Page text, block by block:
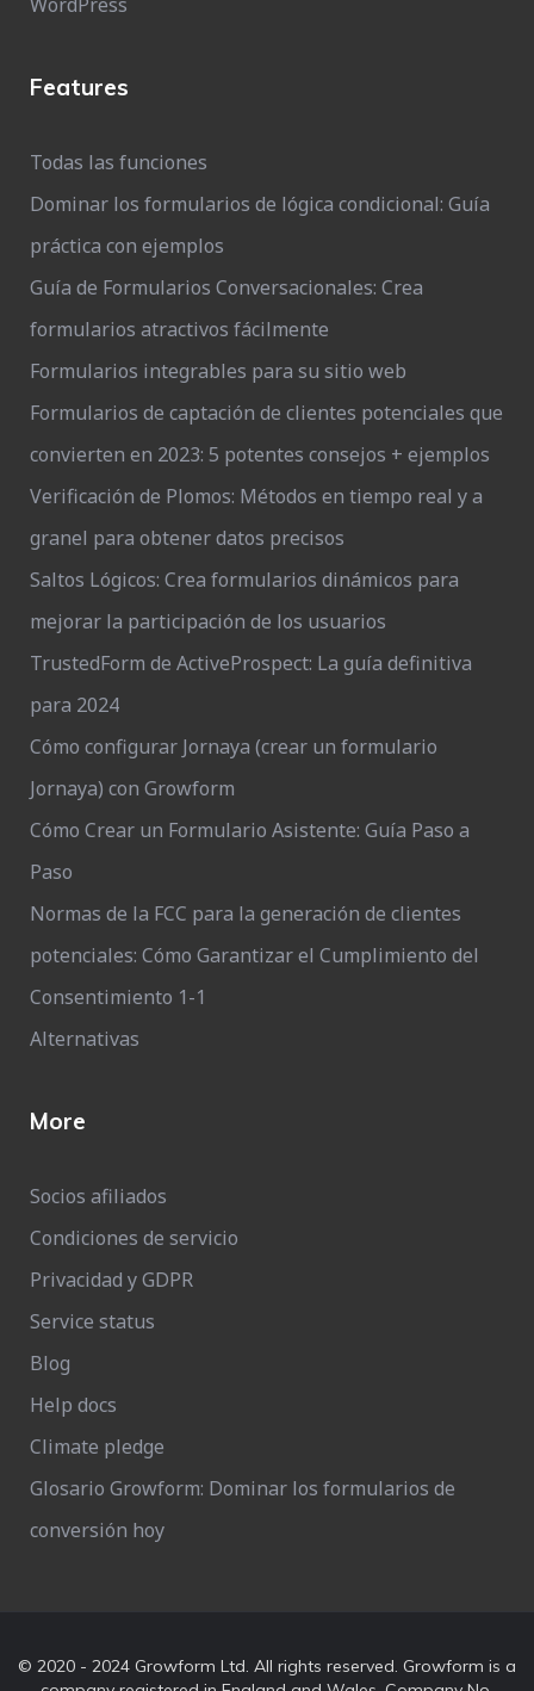
Features
Todas las funciones
Dominar los formularios de lógica condicional: Guía
práctica con ejemplos
Guía de Formularios Conversacionales: Crea
formularios atractivos fácilmente
Formularios integrables para su sitio web
Formularios de captación de clientes potenciales que
convierten en 2023: 5 potentes consejos + ejemplos
Verificación de Plomos: Métodos en tiempo real y a
granel para obtener datos precisos
Saltos Lógicos: Crea formularios dinámicos para
mejorar la participación de los usuarios
TrustedForm de ActiveProspect: La guía definitiva
para 2024
Cómo configurar Jornaya (crear un formulario
Jornaya) con Growform
Cómo Crear un Formulario Asistente: Guía Paso a
Paso
Normas de la FCC para la generación de clientes
potenciales: Cómo Garantizar el Cumplimiento del
Consentimiento 1-1
Alternativas
More
Socios afiliados
Condiciones de servicio
Privacidad y GDPR
Service status
Blog
Help docs
Climate pledge
Glosario Growform: Dominar los formularios de
conversión hoy
© 2020 - 2024 Growform Ltd. All rights reserved. Growform is a